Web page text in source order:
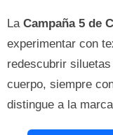
La Campaña 5 de
experimentar con
redescubrir
cuerpo, siempre
distingue a la